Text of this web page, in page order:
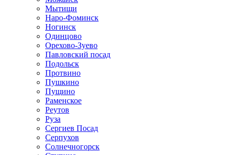
Мытищи
Наро-Фоминск
Ногинск
Одинцово
Орехово-Зуево
Павловский посад
Подольск
Протвино
Пушкино
Пущино
Раменское
Реутов
Руза
Сергиев Посад
Серпухов
Солнечногорск